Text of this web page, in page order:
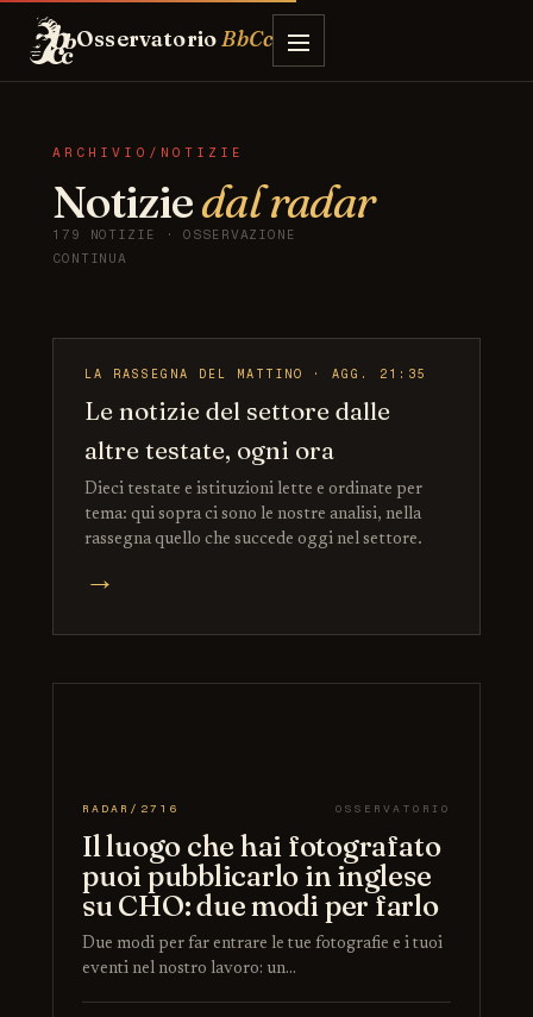
OsservatorioBbCc
ARCHIVIO/NOTIZIE
Notiziedal radar
179 NOTIZIE · OSSERVAZIONE
CONTINUA
LA RASSEGNA DEL MATTINO · AGG. 21:35
Le notizie del settore dalle
altre testate, ogni ora
Dieci testate e istituzioni lette e ordinate per
tema: qui sopra ci sono le nostre analisi, nella
rassegna quello che succede oggi nel settore.
→
RADAR/2716 OSSERVATORIO
Il luogo che hai fotografato
puoi pubblicarlo in inglese
su CHO: due modi per farlo
Due modi per far entrare le tue fotografie e i tuoi
eventi nel nostro lavoro: un…